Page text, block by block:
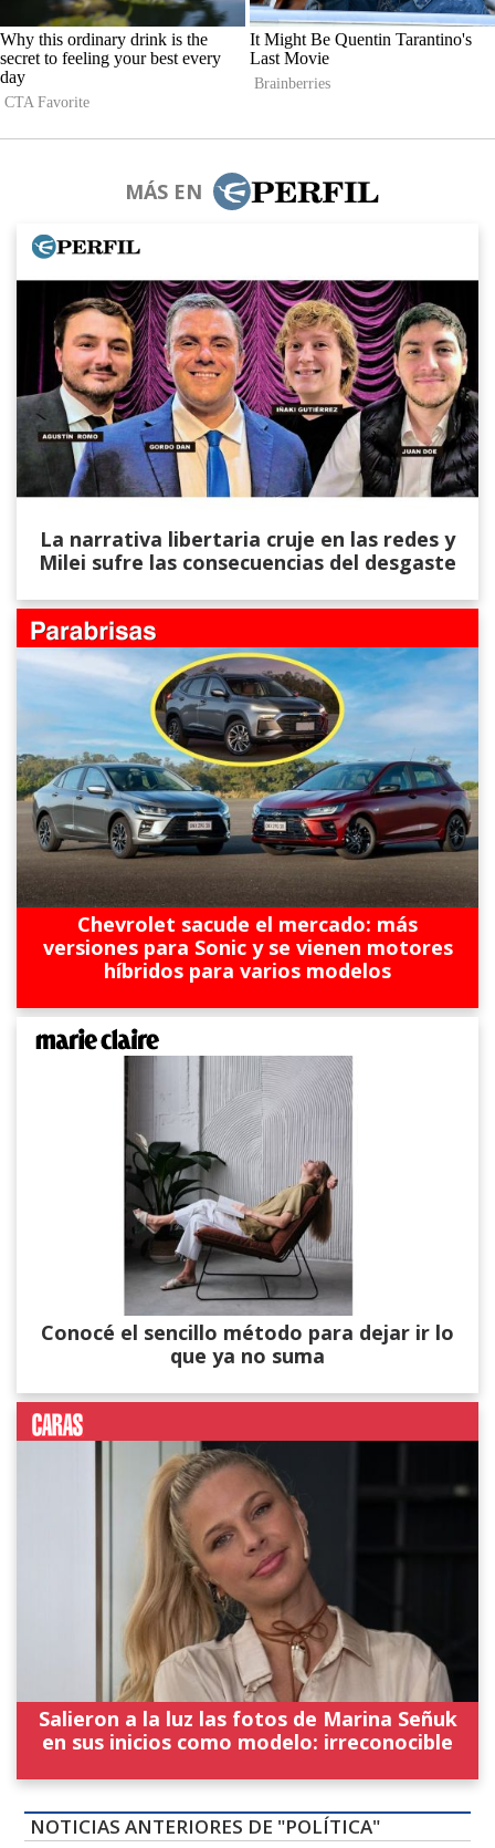
MÁS EN
La narrativa libertaria cruje en las redes y
Milei sufre las consecuencias del desgaste
Chevrolet sacude el mercado: más
versiones para Sonic y se vienen motores
híbridos para varios modelos
Conocé el sencillo método para dejar ir lo
que ya no suma
Salieron a la luz las fotos de Marina Señuk
en sus inicios como modelo: irreconocible
NOTICIAS ANTERIORES DE "POLÍTICA"